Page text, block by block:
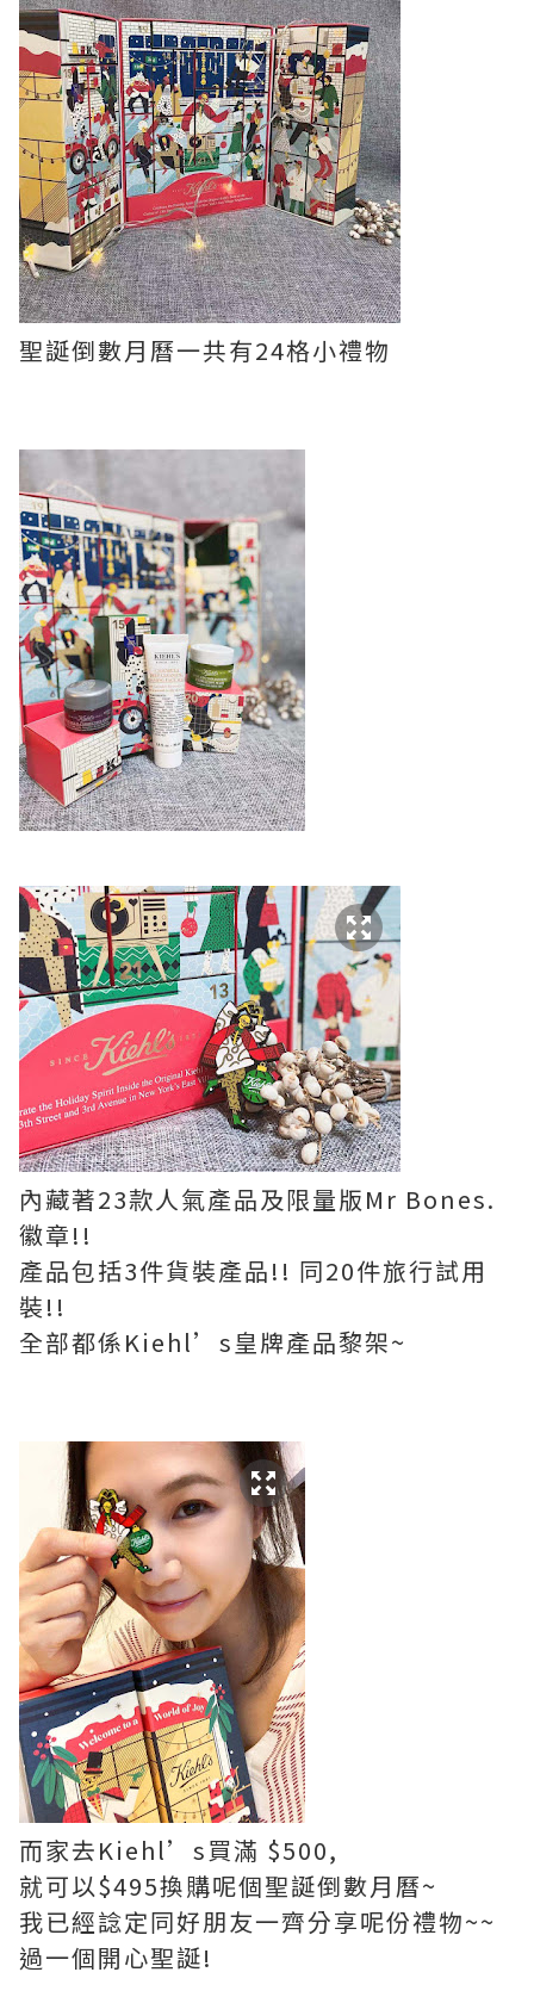
聖誕倒數月曆一共有24格小禮物
內藏著23款人氣產品及限量版Mr Bones.
徽章!!
產品包括3件貨裝產品!! 同20件旅行試用
裝!!
全部都係Kiehl’s皇牌產品黎架~
而家去Kiehl’s買滿 $500,
就可以$495換購呢個聖誕倒數月曆~
我已經諗定同好朋友一齊分享呢份禮物~~
過一個開心聖誕!